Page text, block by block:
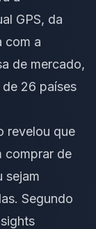
GPS, da
com a
de mercado,
26 países
revelou que
comprar de
sejam
Segundo